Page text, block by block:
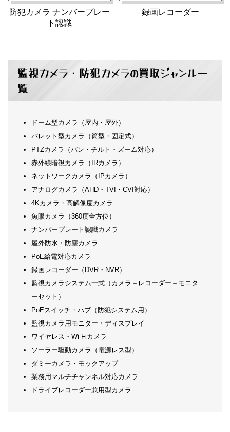
防犯カメラ ナンバープレー
ト認識
録画レコーダー
監視カメラ・防犯カメラの買取ジャンル一
覧
ドーム型カメラ（屋内・屋外）
バレット型カメラ（筒型・固定式）
PTZカメラ（パン・チルト・ズーム対応）
赤外線暗視カメラ（IRカメラ）
ネットワークカメラ（IPカメラ）
アナログカメラ（AHD・TVI・CVI対応）
4Kカメラ・高解像度カメラ
魚眼カメラ（360度全方位）
ナンバープレート認識カメラ
屋外防水・防塵カメラ
PoE給電対応カメラ
録画レコーダー（DVR・NVR）
監視カメラシステム一式（カメラ＋レコーダー＋モニタ
ーセット）
PoEスイッチ・ハブ（防犯システム用）
監視カメラ用モニター・ディスプレイ
ワイヤレス・Wi-Fiカメラ
ソーラー駆動カメラ（電源レス型）
ダミーカメラ・モックアップ
業務用マルチチャンネル対応カメラ
ドライブレコーダー兼用型カメラ